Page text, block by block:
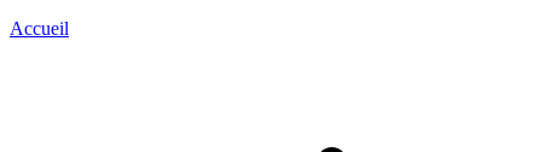
Accueil